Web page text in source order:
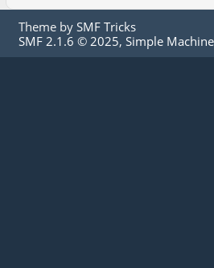
Theme by SMF Tricks
SMF 2.1.6 © 2025, Simple